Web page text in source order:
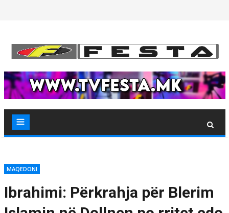
MAQEDONI
Ibrahimi: Përkrahja për Blerim